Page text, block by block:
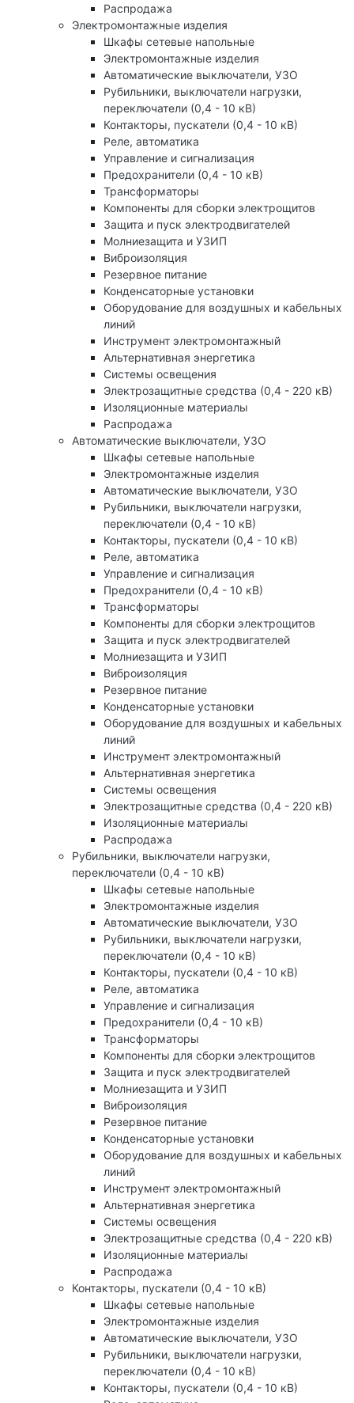
Распродажа
Электромонтажные изделия
Шкафы сетевые напольные
Электромонтажные изделия
Автоматические выключатели, УЗО
Рубильники, выключатели нагрузки,
переключатели (0,4 - 10 кВ)
Контакторы, пускатели (0,4 - 10 кВ)
Реле, автоматика
Управление и сигнализация
Предохранители (0,4 - 10 кВ)
Трансформаторы
Компоненты для сборки электрощитов
Защита и пуск электродвигателей
Молниезащита и УЗИП
Виброизоляция
Резервное питание
Конденсаторные установки
Оборудование для воздушных и кабельных
линий
Инструмент электромонтажный
Альтернативная энергетика
Системы освещения
Электрозащитные средства (0,4 - 220 кВ)
Изоляционные материалы
Распродажа
Автоматические выключатели, УЗО
Шкафы сетевые напольные
Электромонтажные изделия
Автоматические выключатели, УЗО
Рубильники, выключатели нагрузки,
переключатели (0,4 - 10 кВ)
Контакторы, пускатели (0,4 - 10 кВ)
Реле, автоматика
Управление и сигнализация
Предохранители (0,4 - 10 кВ)
Трансформаторы
Компоненты для сборки электрощитов
Защита и пуск электродвигателей
Молниезащита и УЗИП
Виброизоляция
Резервное питание
Конденсаторные установки
Оборудование для воздушных и кабельных
линий
Инструмент электромонтажный
Альтернативная энергетика
Системы освещения
Электрозащитные средства (0,4 - 220 кВ)
Изоляционные материалы
Распродажа
Рубильники, выключатели нагрузки,
переключатели (0,4 - 10 кВ)
Шкафы сетевые напольные
Электромонтажные изделия
Автоматические выключатели, УЗО
Рубильники, выключатели нагрузки,
переключатели (0,4 - 10 кВ)
Контакторы, пускатели (0,4 - 10 кВ)
Реле, автоматика
Управление и сигнализация
Предохранители (0,4 - 10 кВ)
Трансформаторы
Компоненты для сборки электрощитов
Защита и пуск электродвигателей
Молниезащита и УЗИП
Виброизоляция
Резервное питание
Конденсаторные установки
Оборудование для воздушных и кабельных
линий
Инструмент электромонтажный
Альтернативная энергетика
Системы освещения
Электрозащитные средства (0,4 - 220 кВ)
Изоляционные материалы
Распродажа
Контакторы, пускатели (0,4 - 10 кВ)
Шкафы сетевые напольные
Электромонтажные изделия
Автоматические выключатели, УЗО
Рубильники, выключатели нагрузки,
переключатели (0,4 - 10 кВ)
Контакторы, пускатели (0,4 - 10 кВ)